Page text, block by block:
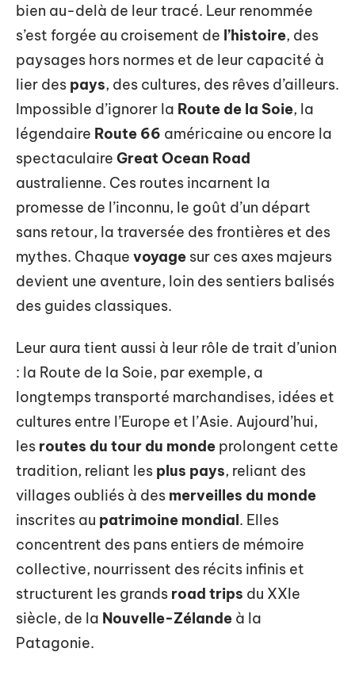
bien au-delà de leur tracé. Leur renommée
s’est forgée au croisement de l’histoire, des
paysages hors normes et de leur capacité à
lier des pays, des cultures, des rêves d’ailleurs.
Impossible d’ignorer la Route de la Soie, la
légendaire Route 66 américaine ou encore la
spectaculaire Great Ocean Road
australienne. Ces routes incarnent la
promesse de l’inconnu, le goût d’un départ
sans retour, la traversée des frontières et des
mythes. Chaque voyage sur ces axes majeurs
devient une aventure, loin des sentiers balisés
des guides classiques.
Leur aura tient aussi à leur rôle de trait d’union
: la Route de la Soie, par exemple, a
longtemps transporté marchandises, idées et
cultures entre l’Europe et l’Asie. Aujourd’hui,
les routes du tour du monde prolongent cette
tradition, reliant les plus pays, reliant des
villages oubliés à des merveilles du monde
inscrites au patrimoine mondial. Elles
concentrent des pans entiers de mémoire
collective, nourrissent des récits infinis et
structurent les grands road trips du XXIe
siècle, de la Nouvelle-Zélande à la
Patagonie.